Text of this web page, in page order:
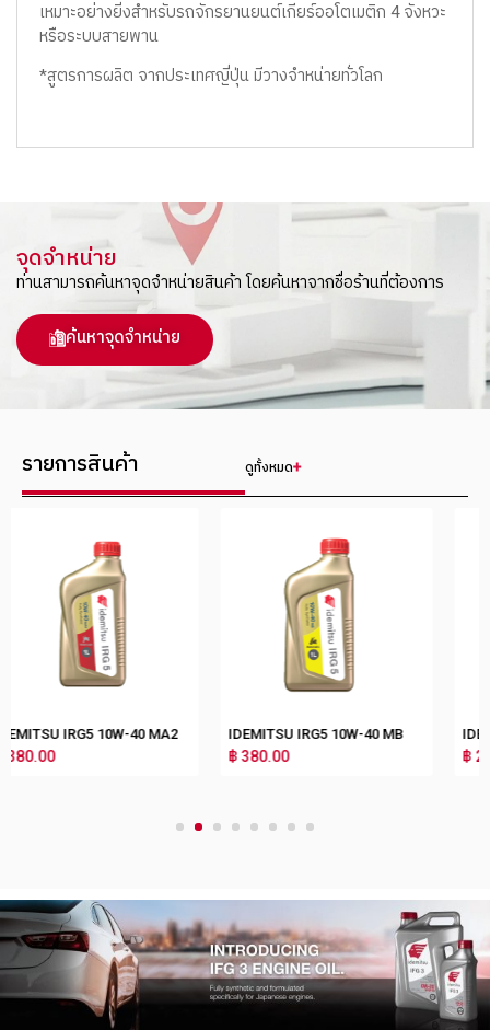
เหมาะอย่างยิ่งสำหรับรถจักรยานยนต์เกียร์ออโตเมติก 4 จังหวะ
หรือระบบสายพาน
*สูตรการผลิต จากประเทศญี่ปุ่น มีวางจำหน่ายทั่วโลก
จุดจำหน่าย
ท่านสามารถค้นหาจุดจำหน่ายสินค้า โดยค้นหาจากชื่อร้านที่ต้องการ
ค้นหาจุดจำหน่าย
รายการสินค้า ดูทั้งหมด
IDEMITSU IRG5 10W-40 MB
฿ 380.00
IDEMITSU IRG5 15W-50 MA2
฿ 280.00
4 5 6 7 8